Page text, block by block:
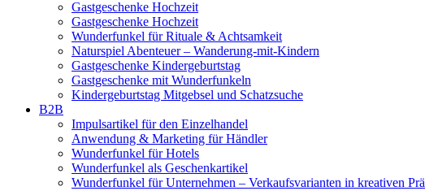
Gastgeschenke Hochzeit
Gastgeschenke Hochzeit
Wunderfunkel für Rituale & Achtsamkeit
Naturspiel Abenteuer – Wanderung-mit-Kindern
Gastgeschenke Kindergeburtstag
Gastgeschenke mit Wunderfunkeln
Kindergeburtstag Mitgebsel und Schatzsuche
B2B
Impulsartikel für den Einzelhandel
Anwendung & Marketing für Händler
Wunderfunkel für Hotels
Wunderfunkel als Geschenkartikel
Wunderfunkel für Unternehmen – Verkaufsvarianten in kreativen